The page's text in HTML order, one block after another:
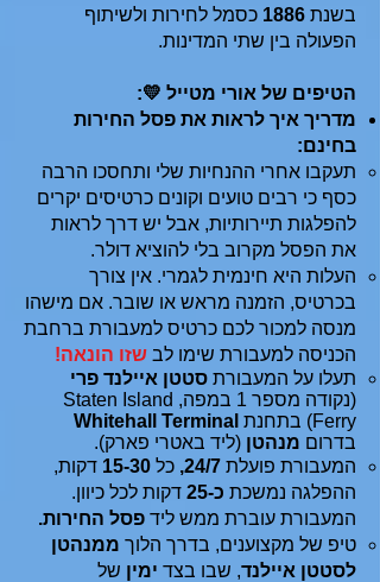
בשנת 1886 כסמל לחירות ולשיתוף
הפעולה בין שתי המדינות.
הטיפים של אורי מטייל 💛:
מדריך איך לראות את פסל החירות
בחינם:
​תעקבו אחרי ההנחיות שלי ותחסכו הרבה
כסף כי רבים טועים וקונים כרטיסים יקרים
להפלגות תיירותיות, אבל יש דרך לראות
את הפסל מקרוב בלי להוציא דולר.
העלות היא חינמית לגמרי. אין צורך
בכרטיס, הזמנה מראש או שובר. אם מישהו
מנסה למכור לכם כרטיס למעבורת ברחבת
הכניסה למעבורת שימו לב שזו הונאה!
תעלו על המעבורת סטטן איילנד פרי
(נקודה מספר 1 במפה, Staten Island
Ferry) בתחנת
Whitehall Terminal
בדרום מנהטן (ליד באטרי פארק).
המעבורת פועלת 24/7, כל
דקות,
ההפלגה נמשכת כ-25
דקות לכל כיוון.
המעבורת עוברת ממש ליד פסל החירות.
טיפ של מקצוענים, בדרך הלוך ממנהטן
לסטטן איילנד, שבו בצד ימין של